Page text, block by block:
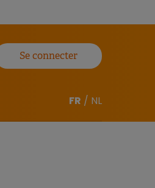
Se connecter
FR / NL